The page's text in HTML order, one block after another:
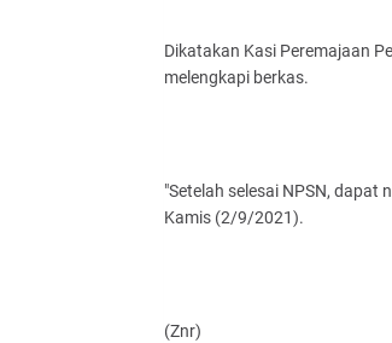
Dikatakan Kasi Peremajaan
melengkapi berkas.
"Setelah selesai NPSN, dapat
Kamis (2/9/2021).
(Znr)